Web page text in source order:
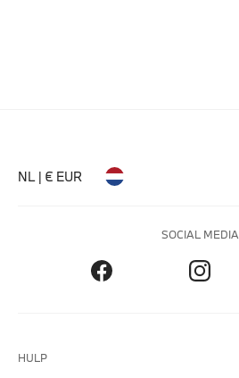
NL | € EUR
SOCIAL MEDIA
HULP